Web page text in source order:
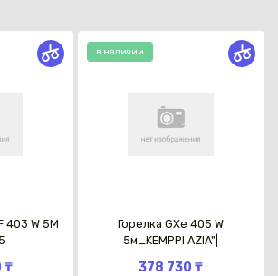
403 W 5M
₸
в наличии
Горелка GXe 405 W
5м_KEMPPI AZIA"|
378 730 ₸